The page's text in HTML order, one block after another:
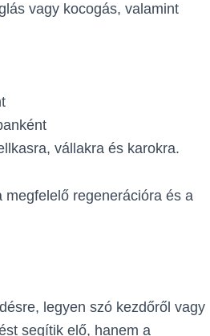
vagy kocogás, valamint
vállakra és karokra.
regenerációra és a
legyen szó kezdőről vagy
segítik elő, hanem a